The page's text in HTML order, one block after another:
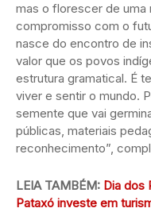
mas o florescer de uma
compromisso com o
nasce do encontro de
valor que os povos
estrutura gramatical. É
viver e sentir o mundo.
semente que vai
públicas, materiais
reconhecimento”,
LEIA TAMBÉM: Dia dos
Pataxó investe em